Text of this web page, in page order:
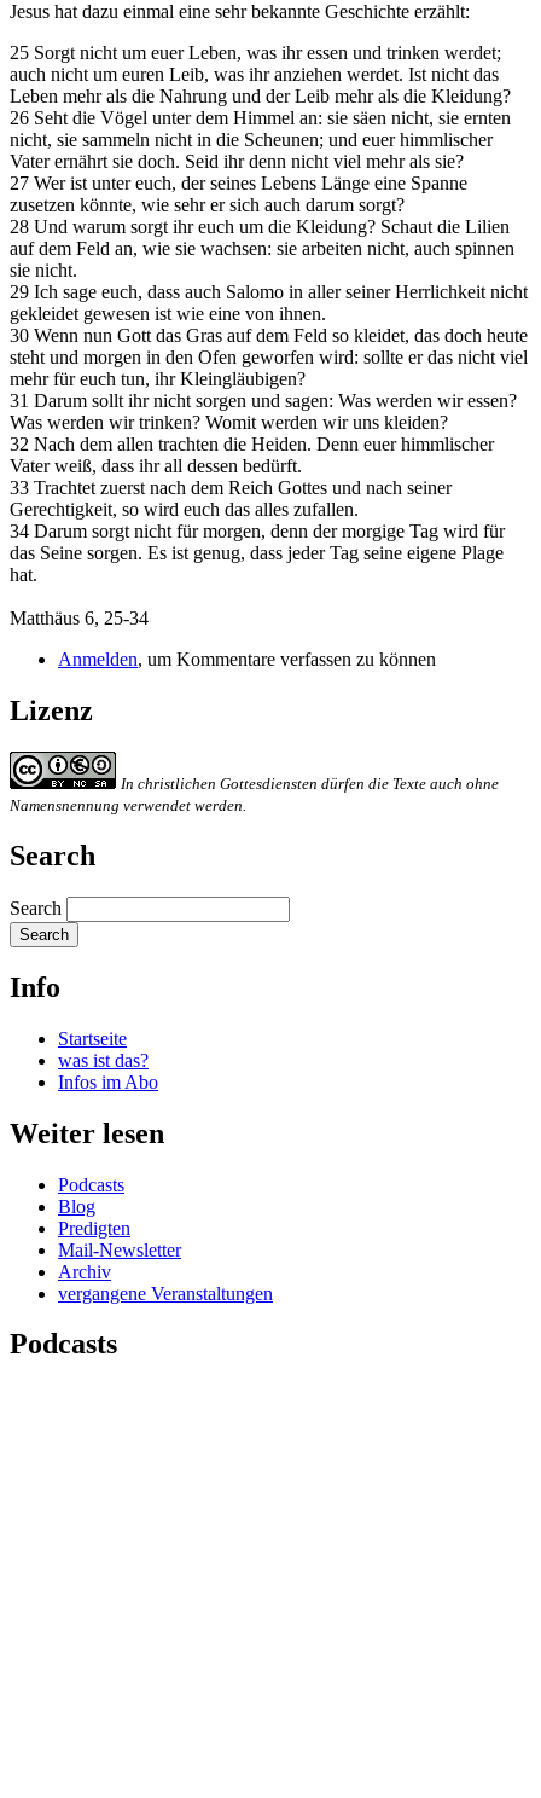
Jesus hat dazu einmal eine sehr bekannte Geschichte erzählt:
25 Sorgt nicht um euer Leben, was ihr essen und trinken werdet;
auch nicht um euren Leib, was ihr anziehen werdet. Ist nicht das
Leben mehr als die Nahrung und der Leib mehr als die Kleidung?
26 Seht die Vögel unter dem Himmel an: sie säen nicht, sie ernten
nicht, sie sammeln nicht in die Scheunen; und euer himmlischer
Vater ernährt sie doch. Seid ihr denn nicht viel mehr als sie?
27 Wer ist unter euch, der seines Lebens Länge eine Spanne
zusetzen könnte, wie sehr er sich auch darum sorgt?
28 Und warum sorgt ihr euch um die Kleidung? Schaut die Lilien
auf dem Feld an, wie sie wachsen: sie arbeiten nicht, auch spinnen
sie nicht.
29 Ich sage euch, dass auch Salomo in aller seiner Herrlichkeit nicht
gekleidet gewesen ist wie eine von ihnen.
30 Wenn nun Gott das Gras auf dem Feld so kleidet, das doch heute
steht und morgen in den Ofen geworfen wird: sollte er das nicht viel
mehr für euch tun, ihr Kleingläubigen?
31 Darum sollt ihr nicht sorgen und sagen: Was werden wir essen?
Was werden wir trinken? Womit werden wir uns kleiden?
32 Nach dem allen trachten die Heiden. Denn euer himmlischer
Vater weiß, dass ihr all dessen bedürft.
33 Trachtet zuerst nach dem Reich Gottes und nach seiner
Gerechtigkeit, so wird euch das alles zufallen.
34 Darum sorgt nicht für morgen, denn der morgige Tag wird für
das Seine sorgen. Es ist genug, dass jeder Tag seine eigene Plage
hat.
Matthäus 6, 25-34
Anmelden, um Kommentare verfassen zu können
Lizenz
In christlichen Gottesdiensten dürfen die Texte auch ohne
Namensnennung verwendet werden.
Search
Search
Info
Startseite
was ist das?
Infos im Abo
Weiter lesen
Podcasts
Blog
Predigten
Mail-Newsletter
Archiv
vergangene Veranstaltungen
Podcasts